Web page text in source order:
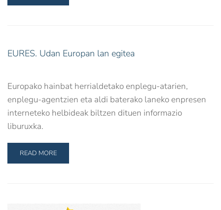
EURES. Udan Europan lan egitea
Europako hainbat herrialdetako enplegu-atarien,
enplegu-agentzien eta aldi baterako laneko enpresen
interneteko helbideak biltzen dituen informazio
liburuxka.
READ MORE